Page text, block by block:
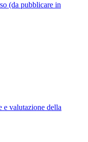
(da pubblicare in
e valutazione della